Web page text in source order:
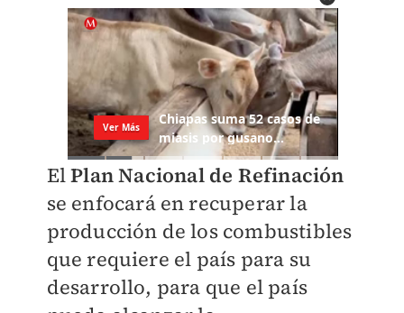
ElPlan Nacional de Refinación
se enfocará en recuperar la
producción de los combustibles
que requiere el país para su
desarrollo, para que el país